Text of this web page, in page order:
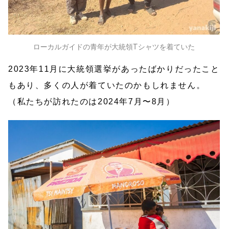
ローカルガイドの青年が大統領Tシャツを着ていた
2023年11月に大統領選挙があったばかりだったこと
もあり、多くの人が着ていたのかもしれません。
（私たちが訪れたのは2024年7月〜8月）